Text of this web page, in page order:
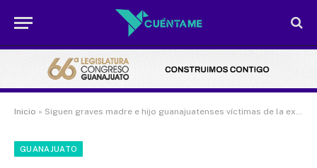
Inicio » Siguen graves madre e hijo guanajuatenses víctimas de la explosión en Iztapalapa: secretario de Salud
GUANAJUATO